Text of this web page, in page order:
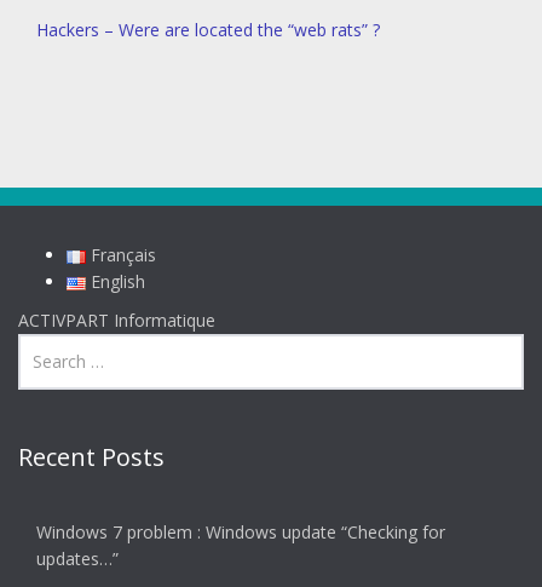
Hackers – Were are located the “web rats” ?
Français
English
ACTIVPART Informatique
Recent Posts
Windows 7 problem : Windows update “Checking for
updates…”